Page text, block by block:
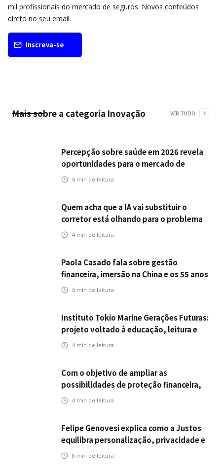
mil profissionais do mercado de seguros. Novos conteúdos
direto no seu email.
Inscreva-se
Mais sobre a categoria Inovação VER TUDO
Percepção sobre saúde em 2026 revela
oportunidades para o mercado de
seguros ampliar cobertura e prevenção
6 min de leitura
Quem acha que a IA vai substituir o
corretor está olhando para o problema
errado
4 min de leitura
Paola Casado fala sobre gestão
financeira, imersão na China e os 55 anos
da ENS
6 min de leitura
Instituto Tokio Marine Gerações Futuras:
projeto voltado à educação, leitura e
empregabilidade
4 min de leitura
Com o objetivo de ampliar as
possibilidades de proteção financeira,
Icatu Seguros eleva capital segurado
4 min de leitura
Felipe Genovesi explica como a Justos
equilibra personalização, privacidade e
tecnologia
8 min de leitura